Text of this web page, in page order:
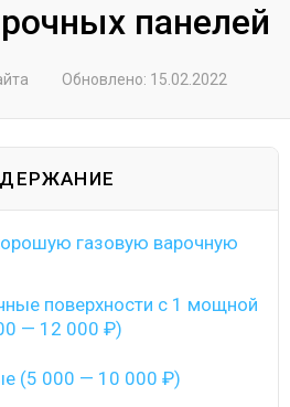
панелей
Обновлено: 15.02.2022
газовую варочную
поверхности с 1 мощной
— 12 000 ₽)
(5 000 — 10 000 ₽)